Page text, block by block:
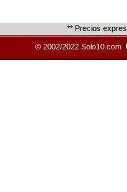
** Precios
© 2002/2022 Solo10.com